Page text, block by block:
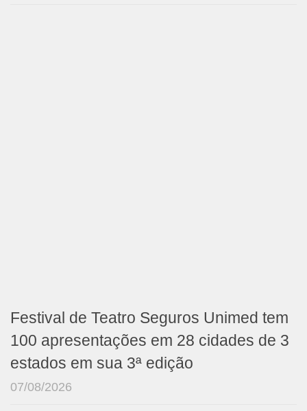
Festival de Teatro Seguros Unimed tem
100 apresentações em 28 cidades de 3
estados em sua 3ª edição
07/08/2026